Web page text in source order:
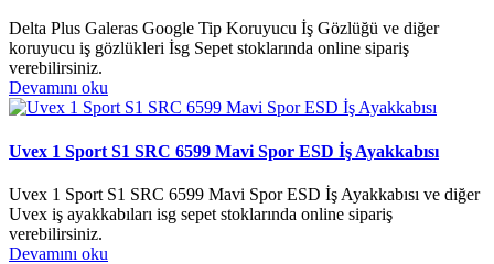
Delta Plus Galeras Google Tip Koruyucu İş Gözlüğü ve diğer
koruyucu iş gözlükleri İsg Sepet stoklarında online sipariş
verebilirsiniz.
Devamını oku
Uvex 1 Sport S1 SRC 6599 Mavi Spor ESD İş Ayakkabısı
Uvex 1 Sport S1 SRC 6599 Mavi Spor ESD İş Ayakkabısı ve diğer
Uvex iş ayakkabıları isg sepet stoklarında online sipariş
verebilirsiniz.
Devamını oku